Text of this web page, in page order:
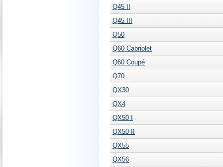
Q45 II
Q45 III
Q50
Q60 Cabriolet
Q60 Coupé
Q70
QX30
QX4
QX50 I
QX50 II
QX55
QX56